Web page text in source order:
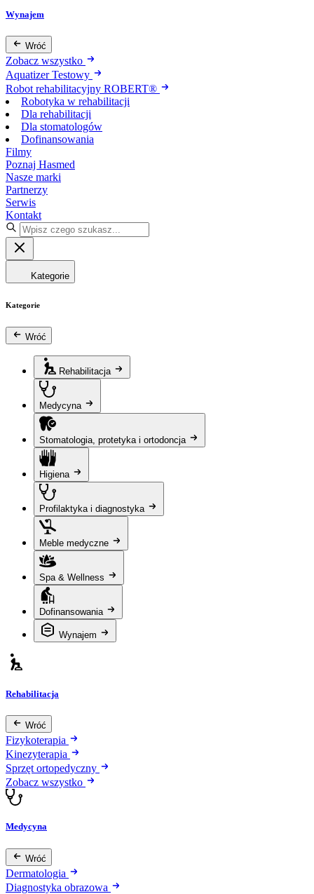
Wynajem
Wróć
Zobacz wszystko
Aquatizer Testowy
Robot rehabilitacyjny ROBERT®
Robotyka w rehabilitacji
Dla rehabilitacji
Dla stomatologów
Dofinansowania
Filmy
Poznaj Hasmed
Nasze marki
Partnerzy
Serwis
Kontakt
Kategorie
Kategorie
Wróć
Rehabilitacja
Medycyna
Stomatologia, protetyka i ortodoncja
Higiena
Profilaktyka i diagnostyka
Meble medyczne
Spa & Wellness
Dofinansowania
Wynajem
Rehabilitacja
Wróć
Fizykoterapia
Kinezyterapia
Sprzęt ortopedyczny
Zobacz wszystko
Medycyna
Wróć
Dermatologia
Diagnostyka obrazowa